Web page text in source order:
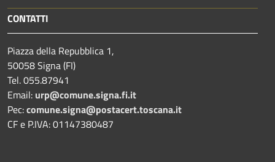
CONTATTI
Piazza della Repubblica 1,
50058 Signa (FI)
Tel. 055.87941
Email: urp@comune.signa.fi.it
Pec:comune.signa@postacert.toscana.it
CF e P.IVA: 01147380487